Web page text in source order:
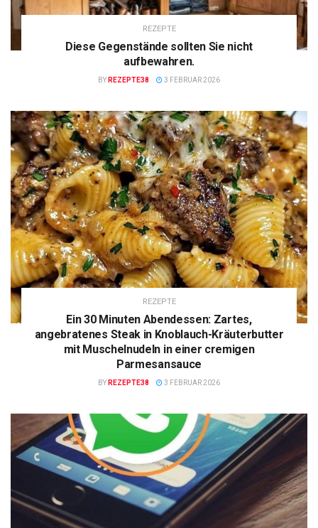
REZEPTE
Diese Gegenstände sollten Sie nicht
aufbewahren.
BY REZEPTE38 3 FEBRUAR 2026
REZEPTE
Ein 30 Minuten Abendessen: Zartes,
angebratenes Steak in Knoblauch-Kräuterbutter
mit Muschelnudeln in einer cremigen
Parmesansauce
BY REZEPTE38 3 FEBRUAR 2026